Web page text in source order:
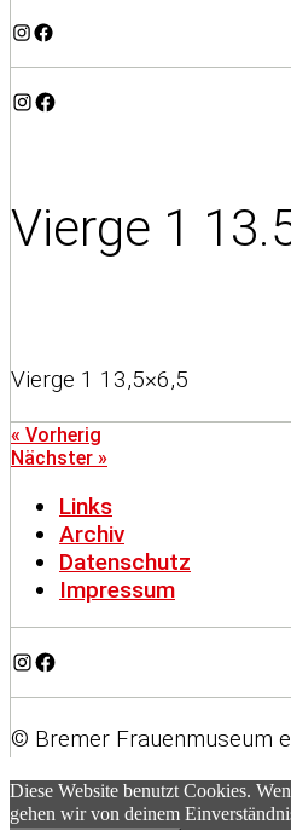
Instagram
Facebook
Instagram
Facebook
Vierge 1
Vierge 1 13,5×6,5
« Vorherig
Nächster »
Links
Archiv
Datenschutz
Impressum
Instagram
Facebook
© Bremer Frauenmuseum
Diese Website benutzt Cookies.
gehen wir von deinem